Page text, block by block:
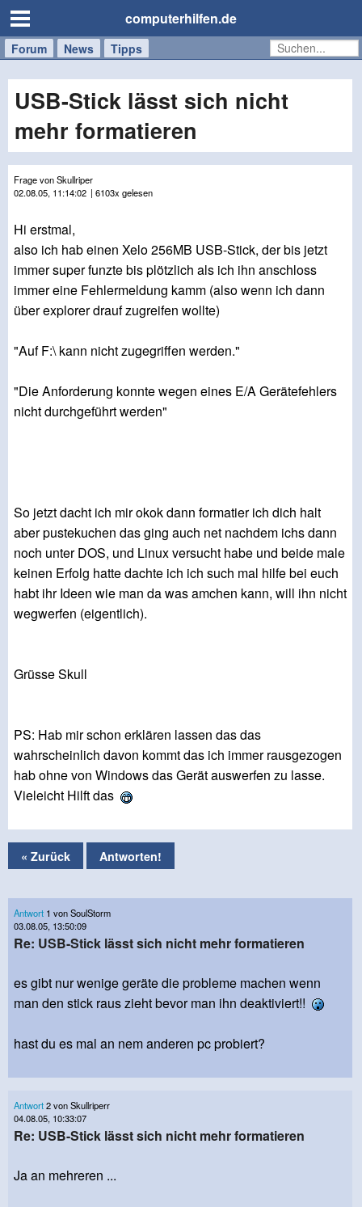
computerhilfen.de
Forum News Tipps
Handy
Tablet
Windows
Mac
USB-Stick lässt sich nicht
mehr formatieren
Frage von Skullriper
02.08.05, 11:14:02 | 6103x gelesen
Hi erstmal,
also ich hab einen Xelo 256MB USB-Stick, der bis jetzt
immer super funzte bis plötzlich als ich ihn anschloss
immer eine Fehlermeldung kamm (also wenn ich dann
über explorer drauf zugreifen wollte)
"Auf F:\ kann nicht zugegriffen werden."
"Die Anforderung konnte wegen eines E/A Gerätefehlers
nicht durchgeführt werden"
So jetzt dacht ich mir okok dann formatier ich dich halt
aber pustekuchen das ging auch net nachdem ichs dann
noch unter DOS, und Linux versucht habe und beide male
keinen Erfolg hatte dachte ich ich such mal hilfe bei euch
habt ihr Ideen wie man da was amchen kann, will ihn nicht
wegwerfen (eigentlich).
Grüsse Skull
PS: Hab mir schon erklären lassen das das
wahrscheinlich davon kommt das ich immer rausgezogen
hab ohne von Windows das Gerät auswerfen zu lasse.
Vieleicht Hilft das
« Zurück Antworten!
Antwort 1 von SoulStorm
03.08.05, 13:50:09
Re: USB-Stick lässt sich nicht mehr formatieren
es gibt nur wenige geräte die probleme machen wenn
man den stick raus zieht bevor man ihn deaktiviert!!
hast du es mal an nem anderen pc probiert?
Antwort2 von Skullriperr
04.08.05, 10:33:07
Re: USB-Stick lässt sich nicht mehr formatieren
Ja an mehreren ...